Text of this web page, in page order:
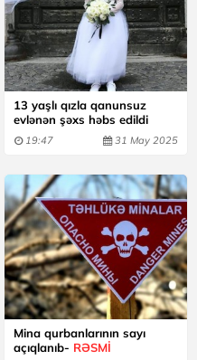
13 yaşlı qızla qanunsuz
evlənən şəxs həbs edildi
19:47 31 May 2025
Mina qurbanlarının sayı
açıqlanıb- RƏSMİ